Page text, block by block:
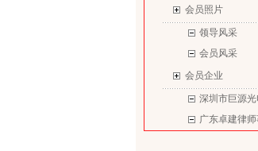
会员照片
领导风采
会员风采
会员企业
深圳市巨源
广东卓建律